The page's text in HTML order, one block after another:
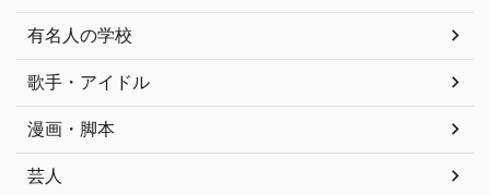
有名人の学校
歌手・アイドル
漫画・脚本
芸人